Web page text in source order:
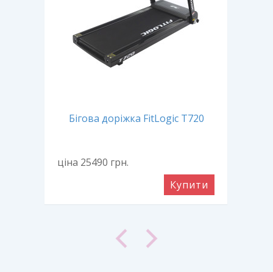
Бігова доріжка FitLogic T720
ціна 25490 грн.
Купити